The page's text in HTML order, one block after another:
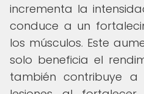
incrementa la
conduce a un
los músculos. Este
solo beneficia el
también contribuye